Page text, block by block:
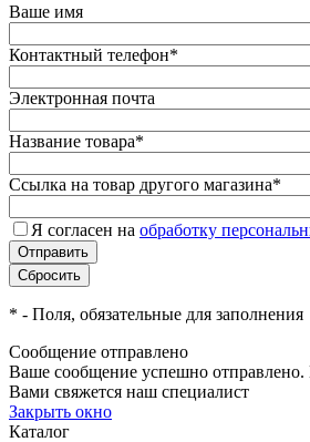
Ваше имя
Контактный телефон*
Электронная почта
Название товара*
Ссылка на товар другого магазина*
Я согласен на обработку
* - Поля, обязательные для заполнения
Сообщение отправлено
Ваше сообщение успешно
Вами свяжется наш специалист
Закрыть окно
Каталог